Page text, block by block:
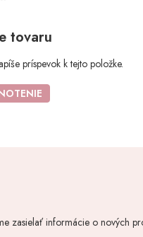
tovaru
príspevok k tejto položke.
zasielať informácie o nových